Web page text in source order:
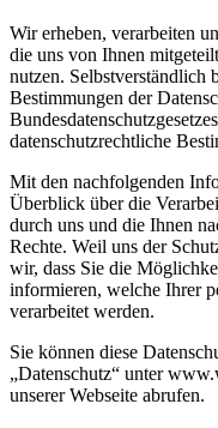
Wir erheben, verarbeiten
die uns von Ihnen
nutzen. Selbstverständlich
Bestimmungen der
datenschutzrechtliche
Mit den nachfolgenden
Überblick über die
durch uns und die Ihnen
Rechte. Weil uns der
wir, dass Sie die
informieren, welche Ihrer
verarbeitet werden.
Sie können diese
„Datenschutz“ unter
unserer Webseite abrufen.